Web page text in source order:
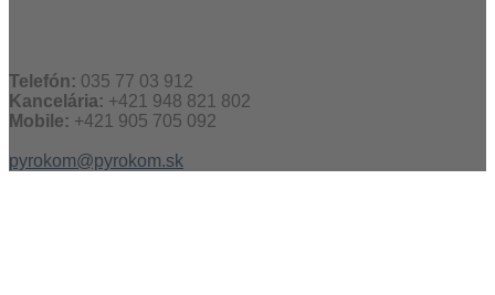
Telefón: 035 77 03 912
Kancelária: +421 948 821 802
Mobile: +421 905 705 092
pyrokom@pyrokom.sk